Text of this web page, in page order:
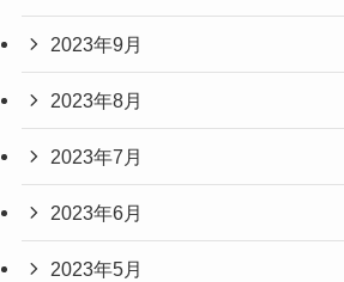
2023年9月
2023年8月
2023年7月
2023年6月
2023年5月